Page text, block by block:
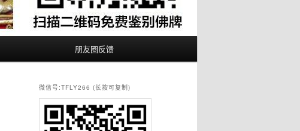
朋友圈反馈
微信号:TFLY266 (长按可复制)